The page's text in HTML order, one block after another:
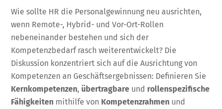
Wie sollte HR die Personalgewinnung neu ausrichten,
wenn Remote-, Hybrid- und Vor-Ort-Rollen
nebeneinander bestehen und sich der
Kompetenzbedarf rasch weiterentwickelt? Die
Diskussion konzentriert sich auf die Ausrichtung von
Kompetenzen an Geschäftsergebnissen: Definieren Sie
Kernkompetenzen, übertragbare und rollenspezifische
Fähigkeiten mithilfe von Kompetenzrahmen und